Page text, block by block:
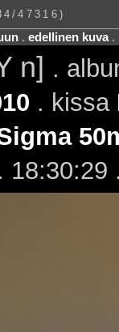
47316)
. edellinen kuva.
n] .
. kissa
18:30:29